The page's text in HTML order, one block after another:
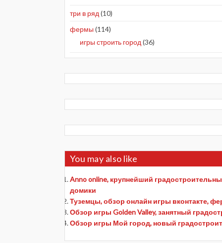
три в ряд (10)
фермы (114)
игры строить город (36)
You may also like
Anno online, крупнейший
домики
Туземцы, обзор онлайн игры вконтакте,
Обзор игры Golden Valley, занятный
Обзор игры Мой город, новый